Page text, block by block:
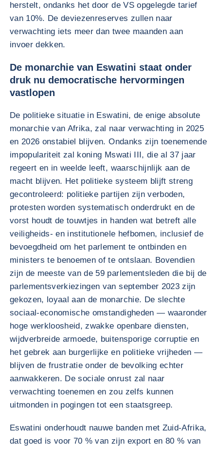
herstelt, ondanks het door de VS opgelegde tarief
van 10%. De deviezenreserves zullen naar
verwachting iets meer dan twee maanden aan
invoer dekken.
De monarchie van Eswatini staat onder
druk nu democratische hervormingen
vastlopen
De politieke situatie in Eswatini, de enige absolute
monarchie van Afrika, zal naar verwachting in 2025
en 2026 onstabiel blijven. Ondanks zijn toenemende
impopulariteit zal koning Mswati III, die al 37 jaar
regeert en in weelde leeft, waarschijnlijk aan de
macht blijven. Het politieke systeem blijft streng
gecontroleerd: politieke partijen zijn verboden,
protesten worden systematisch onderdrukt en de
vorst houdt de touwtjes in handen wat betreft alle
veiligheids- en institutionele hefbomen, inclusief de
bevoegdheid om het parlement te ontbinden en
ministers te benoemen of te ontslaan. Bovendien
zijn de meeste van de 59 parlementsleden die bij de
parlementsverkiezingen van september 2023 zijn
gekozen, loyaal aan de monarchie. De slechte
sociaal-economische omstandigheden — waaronder
hoge werkloosheid, zwakke openbare diensten,
wijdverbreide armoede, buitensporige corruptie en
het gebrek aan burgerlijke en politieke vrijheden —
blijven de frustratie onder de bevolking echter
aanwakkeren. De sociale onrust zal naar
verwachting toenemen en zou zelfs kunnen
uitmonden in pogingen tot een staatsgreep.
Eswatini onderhoudt nauwe banden met Zuid-Afrika,
dat goed is voor 70 % van zijn export en 80 % van